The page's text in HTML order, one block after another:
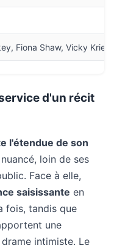
Fiona Shaw, Vicky
d'un récit
l'étendue de son
loin de ses
Face à elle,
saisissante en
fois, tandis que
une
intimiste. Le